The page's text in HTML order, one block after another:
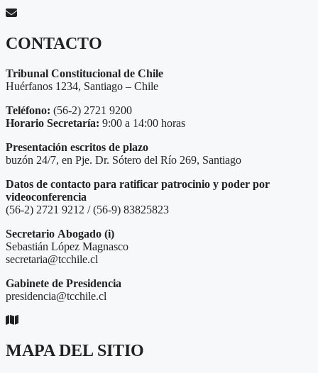
CONTACTO
Tribunal Constitucional de Chile
Huérfanos 1234, Santiago – Chile
Teléfono: (56-2) 2721 9200
Horario Secretaría: 9:00 a 14:00 horas
Presentación escritos de plazo
buzón 24/7, en Pje. Dr. Sótero del Río 269, Santiago
Datos de contacto para ratificar patrocinio y poder por
videoconferencia
(56-2) 2721 9212 / (56-9) 83825823
Secretario Abogado (i)
Sebastián López Magnasco
secretaria@tcchile.cl
Gabinete de Presidencia
presidencia@tcchile.cl
MAPA DEL SITIO